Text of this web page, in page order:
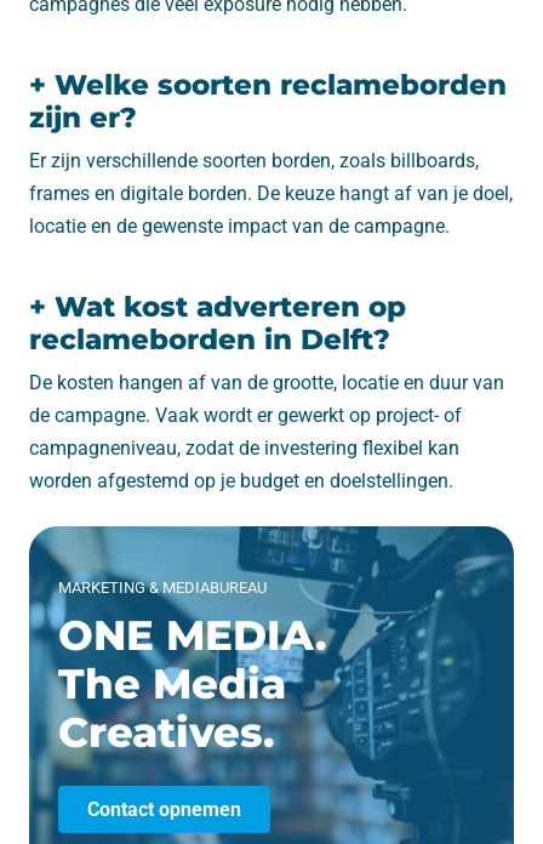
+ Welke soorten reclameborden
zijn er?
Er zijn verschillende soorten borden, zoals billboards,
frames en digitale borden. De keuze hangt af van je doel,
locatie en de gewenste impact van de campagne.
+ Wat kost adverteren op
reclameborden in Delft?
De kosten hangen af van de grootte, locatie en duur van
de campagne. Vaak wordt er gewerkt op project- of
campagneniveau, zodat de investering flexibel kan
worden afgestemd op je budget en doelstellingen.
MARKETING & MEDIABUREAU
ONE MEDIA.
The Media
Creatives.
Contact opnemen